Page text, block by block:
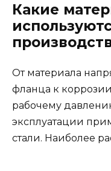
Какие
От материала
фланца к
рабочему
эксплуатации
стали. Наиболее